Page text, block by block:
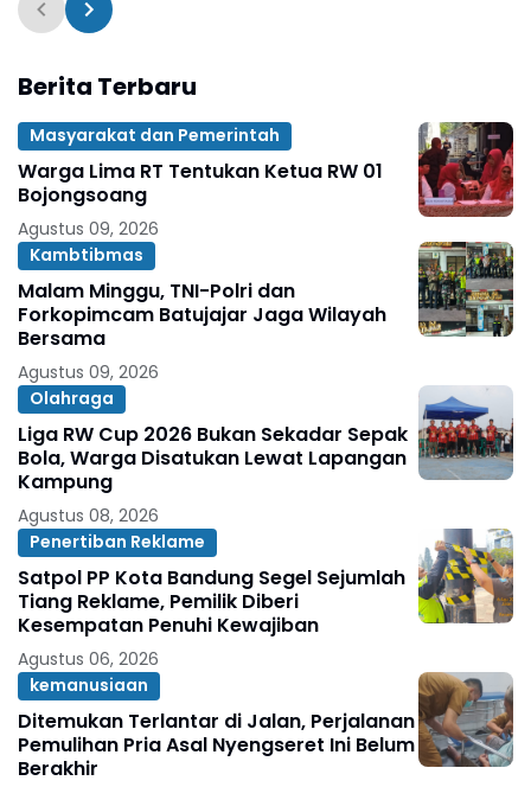
Berita Terbaru
Masyarakat dan Pemerintah
Warga Lima RT Tentukan Ketua RW 01
Bojongsoang
Agustus 09, 2026
Kambtibmas
Malam Minggu, TNI-Polri dan
Forkopimcam Batujajar Jaga Wilayah
Bersama
Agustus 09, 2026
Olahraga
Liga RW Cup 2026 Bukan Sekadar Sepak
Bola, Warga Disatukan Lewat Lapangan
Kampung
Agustus 08, 2026
Penertiban Reklame
Satpol PP Kota Bandung Segel Sejumlah
Tiang Reklame, Pemilik Diberi
Kesempatan Penuhi Kewajiban
Agustus 06, 2026
kemanusiaan
Ditemukan Terlantar di Jalan, Perjalanan
Pemulihan Pria Asal Nyengseret Ini Belum
Berakhir